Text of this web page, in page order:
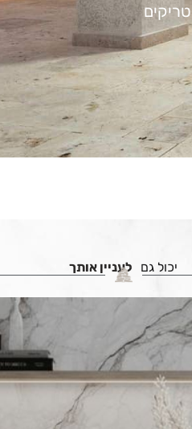
יכול גם לעניין אותך